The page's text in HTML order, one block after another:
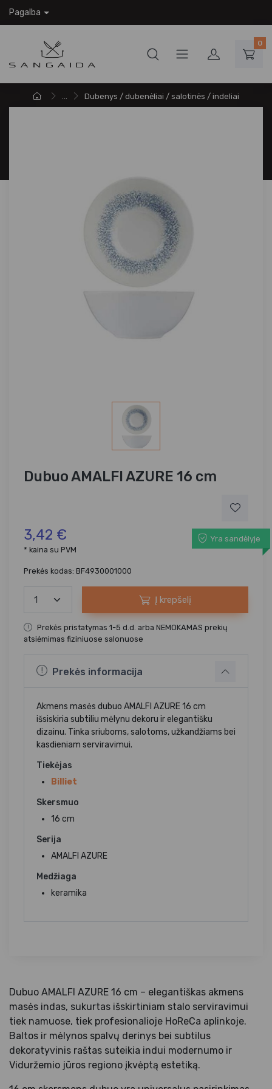
Pagalba
0
... Dubenys / dubenėliai / salotinės / indeliai
Dubuo AMALFI AZURE 16 cm
3,42 €
Yra sandėlyje
* kaina su PVM
Prekės kodas: BF4930001000
Į krepšelį
Prekės pristatymas 1-5 d.d. arba NEMOKAMAS prekių
atsiėmimas fiziniuose salonuose
Prekės informacija
Akmens masės dubuo AMALFI AZURE 16 cm
išsiskiria subtiliu mėlynu dekoru ir elegantišku
dizainu. Tinka sriuboms, salotoms, užkandžiams bei
kasdieniam serviravimui.
Tiekėjas
Billiet
Skersmuo
16 cm
Serija
AMALFI AZURE
Medžiaga
keramika
Dubuo AMALFI AZURE 16 cm – elegantiškas akmens
masės indas, sukurtas išskirtiniam stalo serviravimui
tiek namuose, tiek profesionalioje HoReCa aplinkoje.
Baltos ir mėlynos spalvų derinys bei subtilus
dekoratyvinis raštas suteikia indui modernumo ir
Viduržemio jūros regiono įkvėptą estetiką.